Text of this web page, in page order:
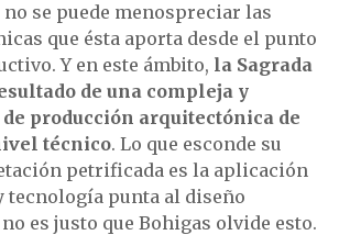
se puede menospreciar las
que ésta aporta desde el punto
Y en este ámbito, la Sagrada
de una compleja y
producción arquitectónica de
técnico. Lo que esconde su
petrificada es la aplicación
tecnología punta al diseño
es justo que Bohigas olvide esto.